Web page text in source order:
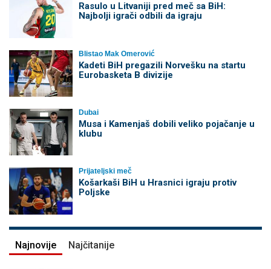
Rasulo u Litvaniji pred meč sa BiH:
Najbolji igrači odbili da igraju
Blistao Mak Omerović
Kadeti BiH pregazili Norvešku na startu
Eurobasketa B divizije
Dubai
Musa i Kamenjaš dobili veliko pojačanje u
klubu
Prijateljski meč
Košarkaši BiH u Hrasnici igraju protiv
Poljske
Najnovije Najčitanije